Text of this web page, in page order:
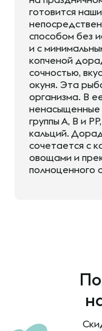
готовится
способом без
и с
копченой
сочностью,
окуня. Эта
организма. В
ненасыщенные
группы А, В и
кальций.
сочетается с
овощами и
полноценного